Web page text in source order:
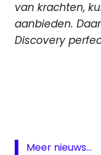
van krachten,
aanbieden.
Discovery
T-Meer nieuws...